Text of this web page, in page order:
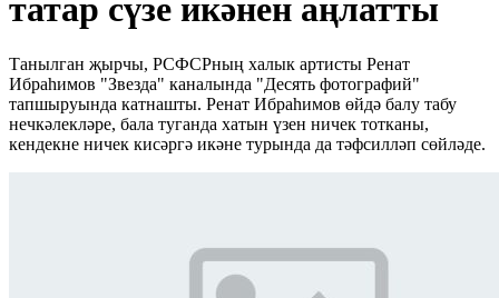
татар сүзе икәнен аңлатты
Танылган җырчы, РСФСРның халык артисты Ренат
Ибраһимов "Звезда" каналында "Десять фотографий"
тапшыруында катнашты. Ренат Ибраһимов өйдә балу табу
нечкәлекләре, бала туганда хатын үзен ничек тотканы,
кендекне ничек кисәргә икәне турында да тәфсилләп сөйләде.